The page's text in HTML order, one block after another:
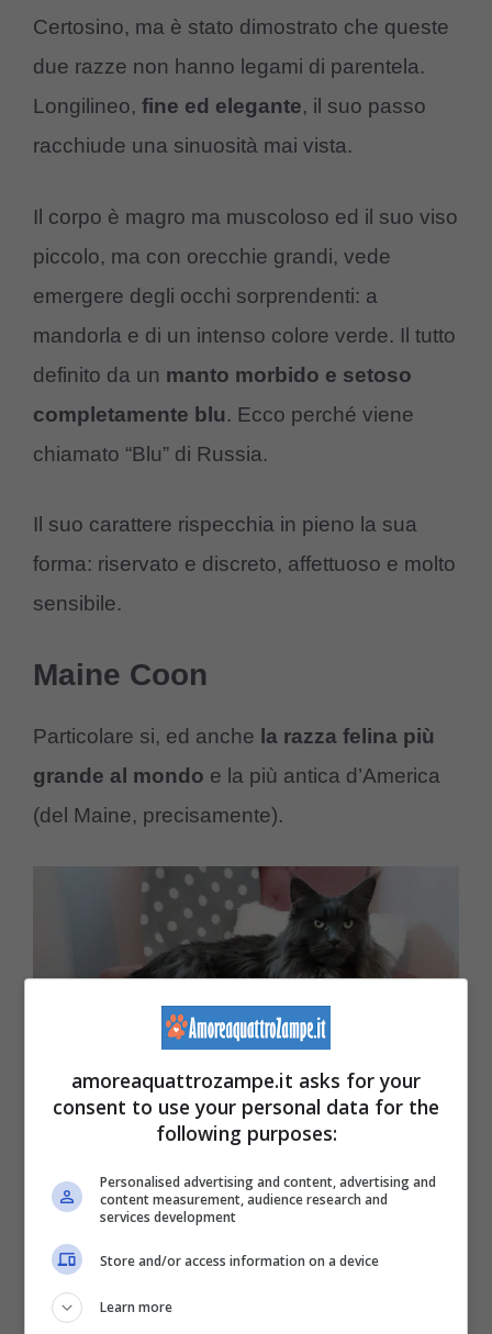
Certosino, ma è stato dimostrato che queste
due razze non hanno legami di parentela.
Longilineo, fine ed elegante, il suo passo
racchiude una sinuosità mai vista.
Il corpo è magro ma muscoloso ed il suo viso
piccolo, ma con orecchie grandi, vede
emergere degli occhi sorprendenti: a
mandorla e di un intenso colore verde. Il tutto
definito da un manto morbido e setoso
completamente blu. Ecco perché viene
chiamato “Blu” di Russia.
Il suo carattere rispecchia in pieno la sua
forma: riservato e discreto, affettuoso e molto
sensibile.
Maine Coon
Particolare si, ed anche la razza felina più
grande al mondo e la più antica d’America
(del Maine, precisamente).
interesse per via della sua fisicità così
particolare, emolte sono le strane
amoreaquattrozampe.it asks for your
consent to use your personal data for the
following purposes:
Personalised advertising and content, advertising and
content measurement, audience research and
services development
Store and/or access information on a device
Learn more